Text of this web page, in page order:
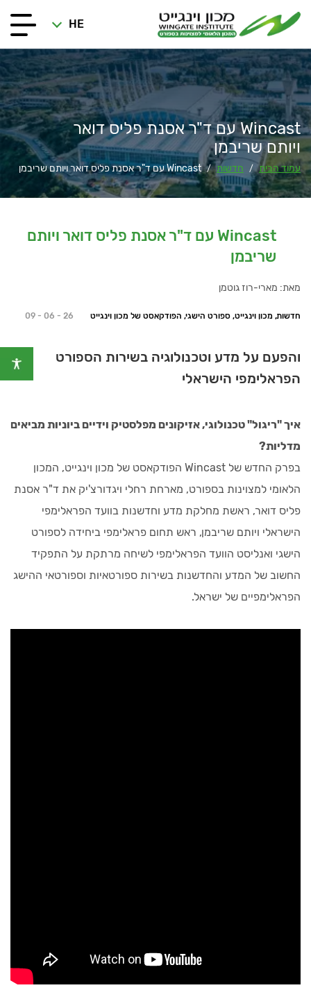
HE
Wincast עם ד"ר אסנת פליס דואר
ויותם שריבמן
עמוד הבית / חדשות / Wincast עם ד"ר אסנת פליס דואר ויותם שריבמן
Wincast עם ד"ר אסנת פליס דואר ויותם
שריבמן
מאת: מארי-רוז גוטמן
חדשות, מכון וינגייט, ספורט הישגי, הפודקאסט של מכון וינגייט 09 - 06 - 26
והפעם על מדע וטכנולוגיה בשירות הספורט
הפראלימפי הישראלי
איך "ריגול" טכנולוגי, אזיקונים מפלסטיק וידיים ביוניות מביאים
מדליות?
בפרק החדש של Wincast הפודקאסט של מכון וינגייט, המכון
הלאומי למצוינות בספורט, מארחת רחלי ויגדורצ'יק את ד"ר אסנת
פליס דואר, ראשת מחלקת מדע וחדשנות בוועד הפראלימפי
הישראלי ויותם שריבמן, ראש תחום פראלימפי ביחידה לספורט
הישגי ואנליסט הוועד הפראלימפי לשיחה מרתקת על התפקיד
החשוב של המדע והחדשנות בשירות ספורטאיות וספורטאי ההישג
הפראלימפיים של ישראל.